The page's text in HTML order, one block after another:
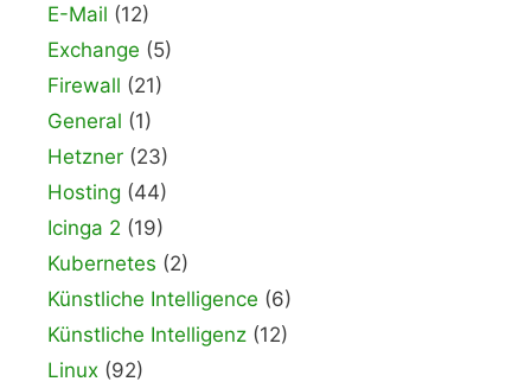
E-Mail (12)
Exchange (5)
Firewall (21)
General (1)
Hetzner (23)
Hosting (44)
Icinga 2 (19)
Kubernetes (2)
Künstliche Intelligence (6)
Künstliche Intelligenz (12)
Linux (92)